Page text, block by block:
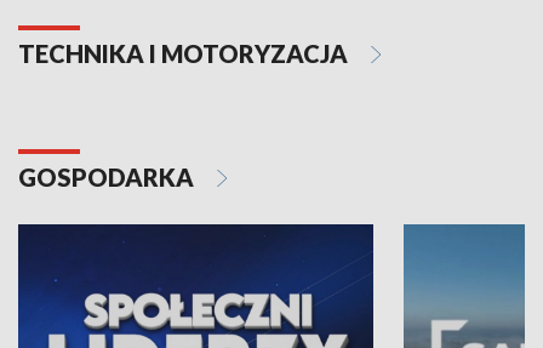
TECHNIKA I MOTORYZACJA
GOSPODARKA